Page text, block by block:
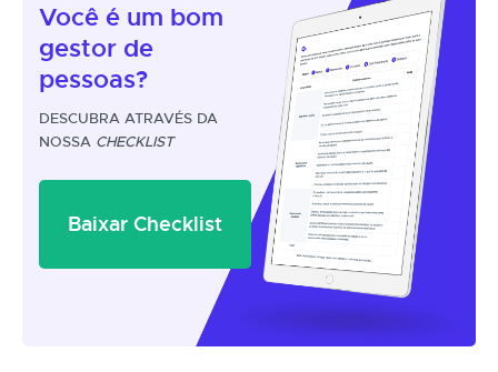
Você é um bom
gestor de
pessoas?
DESCUBRA ATRAVÉS DA
NOSSA CHECKLIST
Baixar Checklist